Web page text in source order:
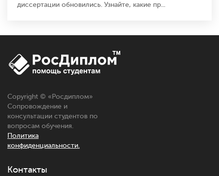
диссертации обновились. Узнайте, какие пр...
Copyright © « Росдиплом»
Сопровождение и
консультации студентов по
вопросам обучения.
Политика
конфиденциальности.
Контакты